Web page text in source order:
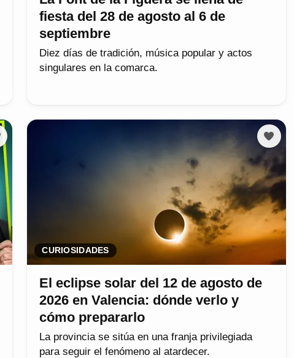
fiesta del 28 de agosto al 6 de
septiembre
Diez días de tradición, música popular y actos
singulares en la comarca.
CURIOSIDADES
El eclipse solar del 12 de agosto de
2026 en Valencia: dónde verlo y
cómo prepararlo
La provincia se sitúa en una franja privilegiada
para seguir el fenómeno al atardecer.